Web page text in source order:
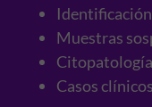
Muestras
Casos